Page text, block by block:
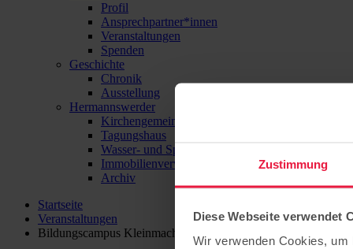
Zustimmung
Diese Webseite verwendet
Wir verwenden Cookies,
Profil
Ansprechpartner*innen
Veranstaltungen
Spenden
Geschichte
Chronik
Ausstellung
Hermannswerder
Kirchengemeinde
Tagungshaus
Wasser- und Sport-Zentrum Hermannswerder
Immobilienverwaltung
Archiv
Startseite
Veranstaltungen
Bildungscampus Kleinmachnow auf der Info- und